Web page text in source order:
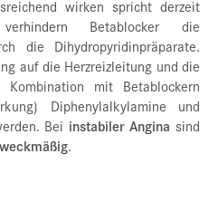
wirken spricht derzeit
Betablocker die
die Dihydropyridinpräparate.
auf die Herzreizleitung und die
mit Betablockern
Diphenylalkylamine und
Bei instabiler Angina sind
.